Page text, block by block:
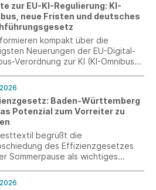
zur EU-KI-Regulierung: KI-
neue Fristen und deutsches
kompakt über die
Neuerungen der EU-Digital-
Verordnung zur KI (KI-Omnibus)
(KI-VO)
Baden-Württemberg
Potenzial zum Vorreiter zu
begrüßt die
des Effizienzgesetzes
Sommerpause als wichtiges